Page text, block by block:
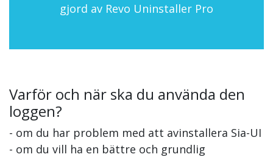
gjord av Revo Uninstaller Pro
Varför och när ska du använda den
loggen?
- om du har problem med att avinstallera Sia-UI
- om du vill ha en bättre och grundlig